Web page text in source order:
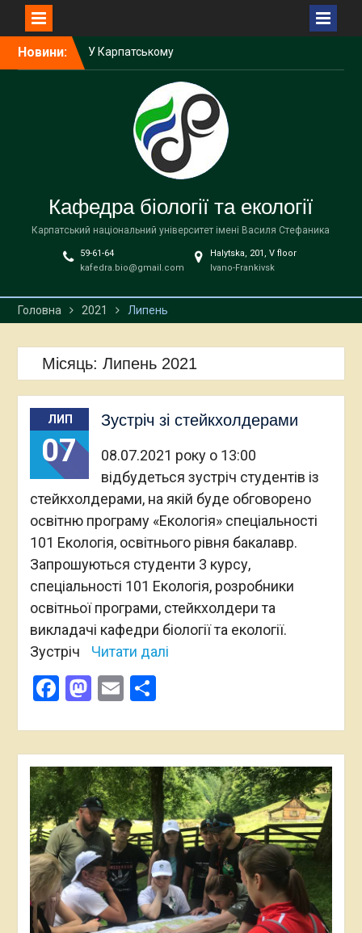
Новини:
університеті імені Василя
Стефаника відбудеться
міжнародна науково-
практична зустріч
Викладачка кафедри
біології та екології
виступила спікеркою
програми SheLeads
У Карпатському
університеті завершилася
дводенна науково-
практична зустріч,
присвячена
природоохоронним
Кафедра біології та екології
Карпатський національний університет імені Василя Стефаника
59-61-64
kafedra.bio@gmail.com
Halytska, 201, V floor
Ivano-Frankivsk
Головна 2021 Липень
Місяць: Липень 2021
ЛИП
07
Зустріч зі стейкхолдерами
08.07.2021 року о 13:00
відбудеться зустріч студентів із
стейкхолдерами, на якій буде обговорено
освітню програму «Екологія» спеціальності
101 Екологія, освітнього рівня бакалавр.
Запрошуються студенти 3 курсу,
спеціальності 101 Екологія, розробники
освітньої програми, стейкхолдери та
викладачі кафедри біології та екології.
Зустріч
Читати далі
Facebook
Mastodon
EmailПоділитися